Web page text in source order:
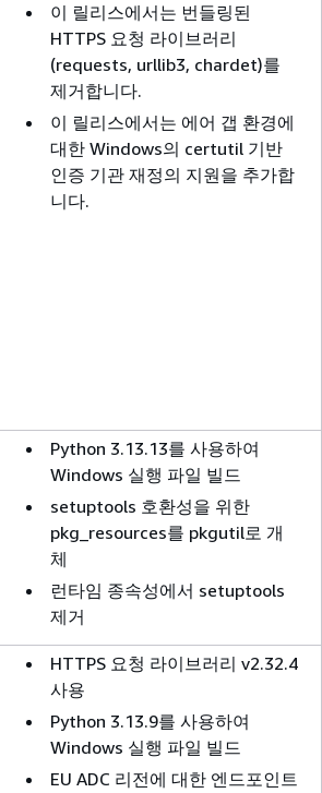
이 릴리스에서는 번들링된
HTTPS 요청 라이브러리
(requests, urllib3, chardet)를
제거합니다.
이 릴리스에서는 에어 갭 환경에
대한 Windows의 certutil 기반
인증 기관 재정의 지원을 추가합
니다.
Python 3.13.13를 사용하여
Windows 실행 파일 빌드
setuptools 호환성을 위한
pkg_resources를 pkgutil로 개
체
런타임 종속성에서 setuptools
제거
HTTPS 요청 라이브러리 v2.32.4
사용
Python 3.13.9를 사용하여
Windows 실행 파일 빌드
EU ADC 리전에 대한 엔드포인트